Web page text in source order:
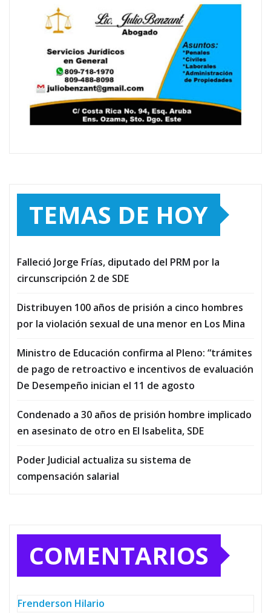
TEMAS DE HOY
Falleció Jorge Frías, diputado del PRM por la
circunscripción 2 de SDE
Distribuyen 100 años de prisión a cinco hombres
por la violación sexual de una menor en Los Mina
Ministro de Educación confirma al Pleno: “trámites
de pago de retroactivo e incentivos de evaluación
De Desempeño inician el 11 de agosto
Condenado a 30 años de prisión hombre implicado
en asesinato de otro en El Isabelita, SDE
Poder Judicial actualiza su sistema de
compensación salarial
COMENTARIOS
Frenderson Hilario